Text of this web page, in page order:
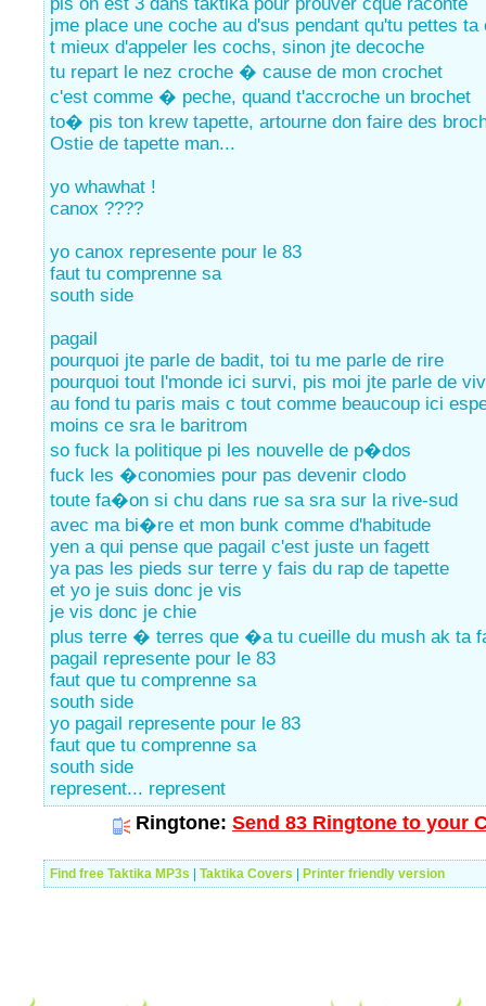
jme place une coche au d'sus pendant qu'tu pettes ta
t mieux d'appeler les cochs, sinon jte decoche
tu repart le nez croche � cause de mon crochet
c'est comme � peche, quand t'accroche un brochet
to� pis ton krew tapette, artourne don faire des
Ostie de tapette man...
yo whawhat !
canox ????
yo canox represente pour le 83
faut tu comprenne sa
south side
pagail
pourquoi jte parle de badit, toi tu me parle de rire
pourquoi tout l'monde ici survi, pis moi jte parle de
au fond tu paris mais c tout comme beaucoup ici
moins ce sra le baritrom
so fuck la politique pi les nouvelle de p�dos
fuck les �conomies pour pas devenir clodo
toute fa�on si chu dans rue sa sra sur la rive-sud
avec ma bi�re et mon bunk comme d'habitude
yen a qui pense que pagail c'est juste un fagett
ya pas les pieds sur terre y fais du rap de tapette
et yo je suis donc je vis
je vis donc je chie
plus terre � terres que �a tu cueille du mush ak ta
pagail represente pour le 83
faut que tu comprenne sa
south side
yo pagail represente pour le 83
faut que tu comprenne sa
south side
represent... represent
Ringtone: Send 83 Ringtone to your
Find free Taktika MP3s Taktika Covers Printer friendly version